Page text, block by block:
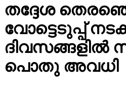
തദ്ദേശ
വോട്ടെടുപ്പ്
ദിവസങ്ങളില്‍
പൊതു അവധി